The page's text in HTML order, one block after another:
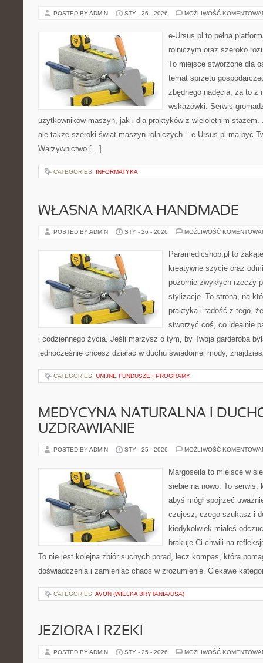
POSTED BY ADMIN STY - 26 - 2026 MOŻLIWOŚĆ
e-Ursus.pl to pełna
rolniczym oraz szeroko
To miejsce stworzone dla
temat sprzętu
zbędnego nadęcia, za to z
wskazówki. Serwis
użytkowników maszyn, jak i dla praktyków z wieloletnim stażem.
ale także szeroki świat maszyn rolniczych – e-Ursus.pl ma być
Warzywnictwo […]
CATEGORIES: INFORMATYKA
WŁASNA MARKA HANDMADE
POSTED BY ADMIN STY - 26 - 2026 MOŻLIWOŚĆ
Paramedicshop.pl to
kreatywne szycie oraz
pozornie zwykłych rzeczy
stylizacje. To strona, na
praktyka i radość z tego,
stworzyć coś, co idealnie
i codziennego życia. Jeśli marzysz o tym, by Twoja garderoba
jednocześnie chcesz działać w duchu świadomej mody,
CATEGORIES: UNIJNE FUNDUSZE I PROGRAMY
MEDYCYNA NATURALNA I
UZDRAWIANIE
POSTED BY ADMIN STY - 25 - 2026 MOŻLIWOŚĆ
Margoseila to miejsce w
siebie na nowo. To serwis,
abyś mógł spojrzeć
czujesz, czego szukasz i
kiedykolwiek miałeś
brakuje Ci chwili na
To nie jest kolejna zbiór suchych porad, lecz kompas, która
doświadczenia i zamieniać chaos w zrozumienie. Ciekawe
CATEGORIES: AVON (WIELKA BRYTANIA/USA)
JEZIORA I RZEKI
POSTED BY ADMIN STY - 25 - 2026 MOŻLIWOŚĆ